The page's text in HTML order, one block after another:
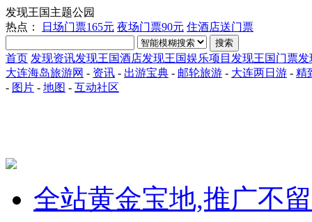
发现王国主题公园
热点：
日场门票165元 夜场门票90元 住酒店送门票
搜索
首页 发现资讯发现王国酒店发现王国娱乐项目 发现王国门票发
大连海岛旅游网 - 资讯 - 出游宝典 - 邮轮旅游 - 大连两日游 - 精
- 图片 - 地图 - 互动社区
全站黄金宝地,推广不